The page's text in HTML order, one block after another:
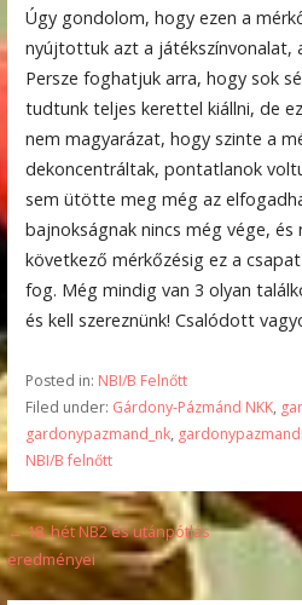
Úgy gondolom, hogy ezen a
nyújtottuk azt a játékszínvonalat,
Persze foghatjuk arra, hogy sok
tudtunk teljes kerettel kiállni, de
nem magyarázat, hogy szinte a
dekoncentráltak, pontatlanok
sem ütötte meg még az
bajnokságnak nincs még vége, és
következő mérkőzésig ez a
fog. Még mindig van 3 olyan
és kell szereznünk! Csalódott
Posted in: NBI/B Felnőtt
Filed under: Gárdony-Pázmánd NKK,
gardonypazmand_nk,
NBI/B felnőtt
Bejegyzés
navigáció
← 18. hét NB2 és utánpótlás
eredményei